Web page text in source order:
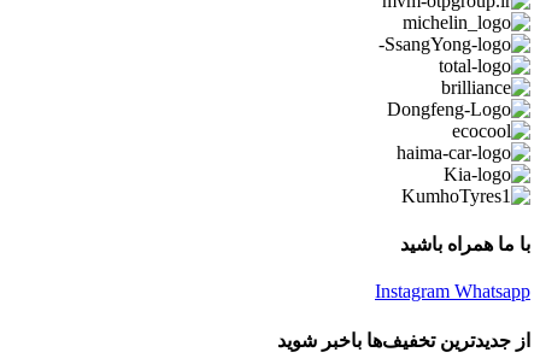
با ما همراه باشید
Instagram Whatsapp
از جدیدترین تخفیف‌ها باخبر شوید